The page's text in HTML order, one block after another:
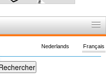
Français
Nederlands